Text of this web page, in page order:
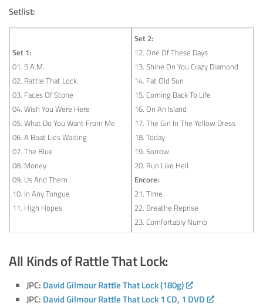
Setlist:
Set 1:
01. 5 A.M.
02. Rattle That Lock
03. Faces Of Stone
04. Wish You Were Here
05. What Do You Want From Me
06. A Boat Lies Waiting
07. The Blue
08. Money
09. Us And Them
10. In Any Tongue
11. High Hopes
Set 2:
12. One Of These Days
13. Shine On You Crazy Diamond
14. Fat Old Sun
15. Coming Back To Life
16. On An Island
17. The Girl In The Yellow Dress
18. Today
19. Sorrow
20. Run Like Hell
Encore:
21. Time
22. Breathe Reprise
23. Comfortably Numb
All Kinds of Rattle That Lock:
JPC: David Gilmour Rattle That Lock (180g)
JPC: David Gilmour Rattle That Lock 1 CD, 1 DVD